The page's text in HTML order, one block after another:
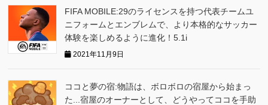
FIFA MOBILE:29のライセンスを持つ代表チームユ
ニフォームとエンブレムで、より本格的なサッカー
体験を楽しめるように進化！5.1i
2021年11月9日
ココと夢の宿:物語は、ボロボロの宿屋から始まっ
た...宿屋のオーナーとして、どうやってココを手助